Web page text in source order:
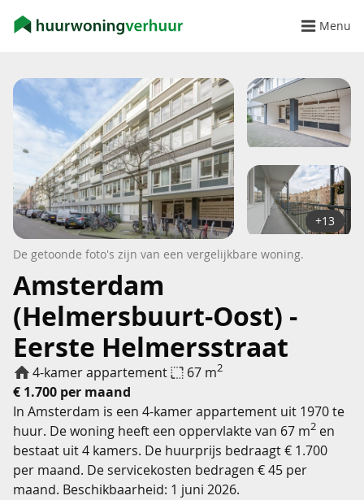
Menu
Amsterdam
(Helmersbuurt-Oost) -
Eerste Helmersstraat
4-kamer appartement 67 m2
€ 1.700 per maand
+13
De getoonde foto's zijn van een vergelijkbare woning.
In Amsterdam is een 4-kamer appartement uit 1970 te
huur. De woning heeft een oppervlakte van 67 m2 en
bestaat uit 4 kamers. De huurprijs bedraagt € 1.700
per maand. De servicekosten bedragen € 45 per
maand. Beschikbaarheid: 1 juni 2026.